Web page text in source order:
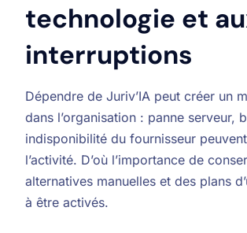
technologie et
interruptions
Dépendre de Juriv’IA peut créer un
dans l’organisation : panne serveur,
indisponibilité du fournisseur
l’activité. D’où l’importance de
alternatives manuelles et des plans
à être activés.